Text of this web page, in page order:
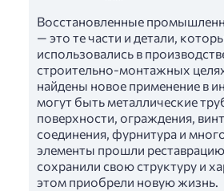
Восстановленные
— это те части и детали,
использовались в
строительно-монтажных
найдены новое применение в
могут быть металлические
поверхности, ограждения,
соединения, фурнитура и
элементы прошли
сохранили свою структуру и
этом приобрели новую жизнь.